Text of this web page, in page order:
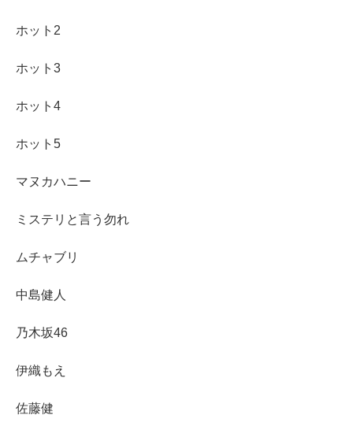
ホット2
ホット3
ホット4
ホット5
マヌカハニー
ミステリと言う勿れ
ムチャブリ
中島健人
乃木坂46
伊織もえ
佐藤健